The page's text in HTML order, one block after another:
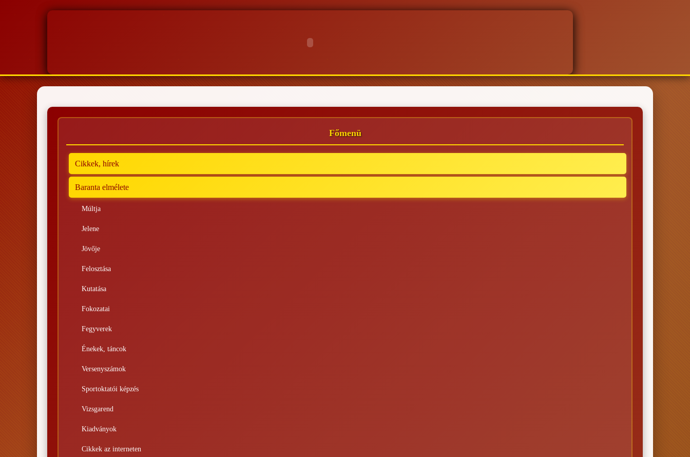
Főmenü
Cikkek, hírek
Baranta elmélete
Múltja
Jelene
Jövője
Felosztása
Kutatása
Fokozatai
Fegyverek
Énekek, táncok
Versenyszámok
Sportoktatói képzés
Vizsgarend
Kiadványok
Cikkek az interneten